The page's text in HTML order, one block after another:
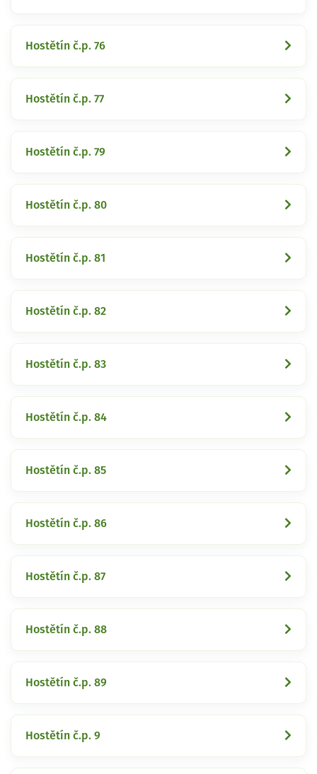
Hostětín č.p. 76
Hostětín č.p. 77
Hostětín č.p. 79
Hostětín č.p. 80
Hostětín č.p. 81
Hostětín č.p. 82
Hostětín č.p. 83
Hostětín č.p. 84
Hostětín č.p. 85
Hostětín č.p. 86
Hostětín č.p. 87
Hostětín č.p. 88
Hostětín č.p. 89
Hostětín č.p. 9